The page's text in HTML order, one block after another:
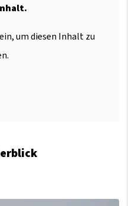
um diesen Inhalt zu